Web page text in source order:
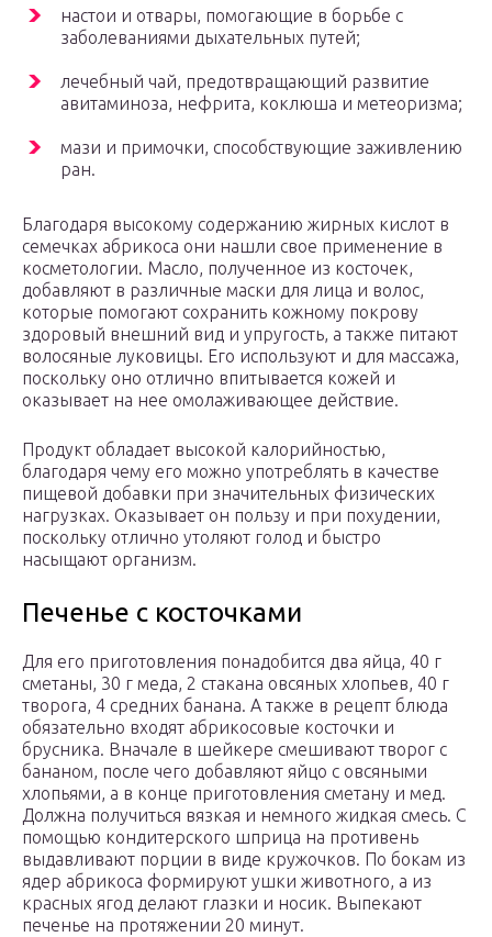
настои и отвары, помогающие в борьбе с
заболеваниями дыхательных путей;
лечебный чай, предотвращающий развитие
авитаминоза, нефрита, коклюша и метеоризма;
мази и примочки, способствующие заживлению
ран.
Благодаря высокому содержанию жирных кислот в
семечках абрикоса они нашли свое применение в
косметологии. Масло, полученное из косточек,
добавляют в различные маски для лица и волос,
которые помогают сохранить кожному покрову
здоровый внешний вид и упругость, а также питают
волосяные луковицы. Его используют и для массажа,
поскольку оно отлично впитывается кожей и
оказывает на нее омолаживающее действие.
Продукт обладает высокой калорийностью,
благодаря чему его можно употреблять в качестве
пищевой добавки при значительных физических
нагрузках. Оказывает он пользу и при похудении,
поскольку отлично утоляют голод и быстро
насыщают организм.
Печенье с косточками
Для его приготовления понадобится два яйца, 40 г
сметаны, 30 г меда, 2 стакана овсяных хлопьев, 40 г
творога, 4 средних банана. А также в рецепт блюда
обязательно входят абрикосовые косточки и
брусника. Вначале в шейкере смешивают творог с
бананом, после чего добавляют яйцо с овсяными
хлопьями, а в конце приготовления сметану и мед.
Должна получиться вязкая и немного жидкая смесь. С
помощью кондитерского шприца на противень
выдавливают порции в виде кружочков. По бокам из
ядер абрикоса формируют ушки животного, а из
красных ягод делают глазки и носик. Выпекают
печенье на протяжении 20 минут.